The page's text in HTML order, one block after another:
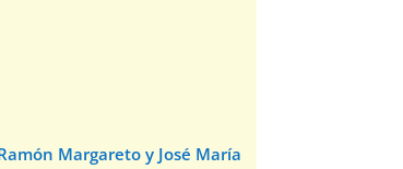
Margareto y José María